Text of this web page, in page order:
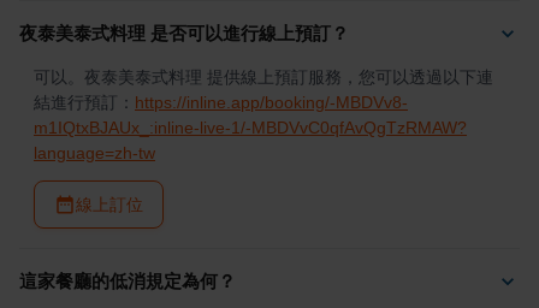
夜泰美泰式料理 是否可以進行線上預訂？
可以。夜泰美泰式料理 提供線上預訂服務，您可以透過以下連
結進行預訂： https://inline.app/booking/-MBDVv8-
m1IQtxBJAUx_:inline-live-1/-MBDVvC0qfAvQgTzRMAW?
language=zh-tw
線上訂位
這家餐廳的低消規定為何？